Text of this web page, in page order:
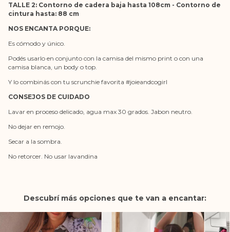
TALLE 2: Contorno de cadera baja hasta 108cm - Contorno de
cintura hasta: 88 cm
NOS ENCANTA PORQUE:
Es cómodo y único.
Podés usarlo en conjunto con la camisa del mismo print o con una
camisa blanca, un body o top.
Y lo combinás con tu scrunchie favorita #joieandcogirl
CONSEJOS DE CUIDADO
Lavar en proceso delicado, agua max 30 grados. Jabon neutro.
No dejar en remojo.
Secar a la sombra.
No retorcer. No usar lavandina
Descubrí más opciones que te van a encantar: